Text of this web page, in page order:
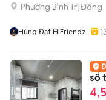
Phường Bình Trị Đông
Hùng Đạt HiFriendz
sổ